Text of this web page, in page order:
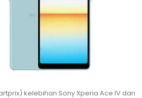
kelebihan Sony Xperia Ace IV dan